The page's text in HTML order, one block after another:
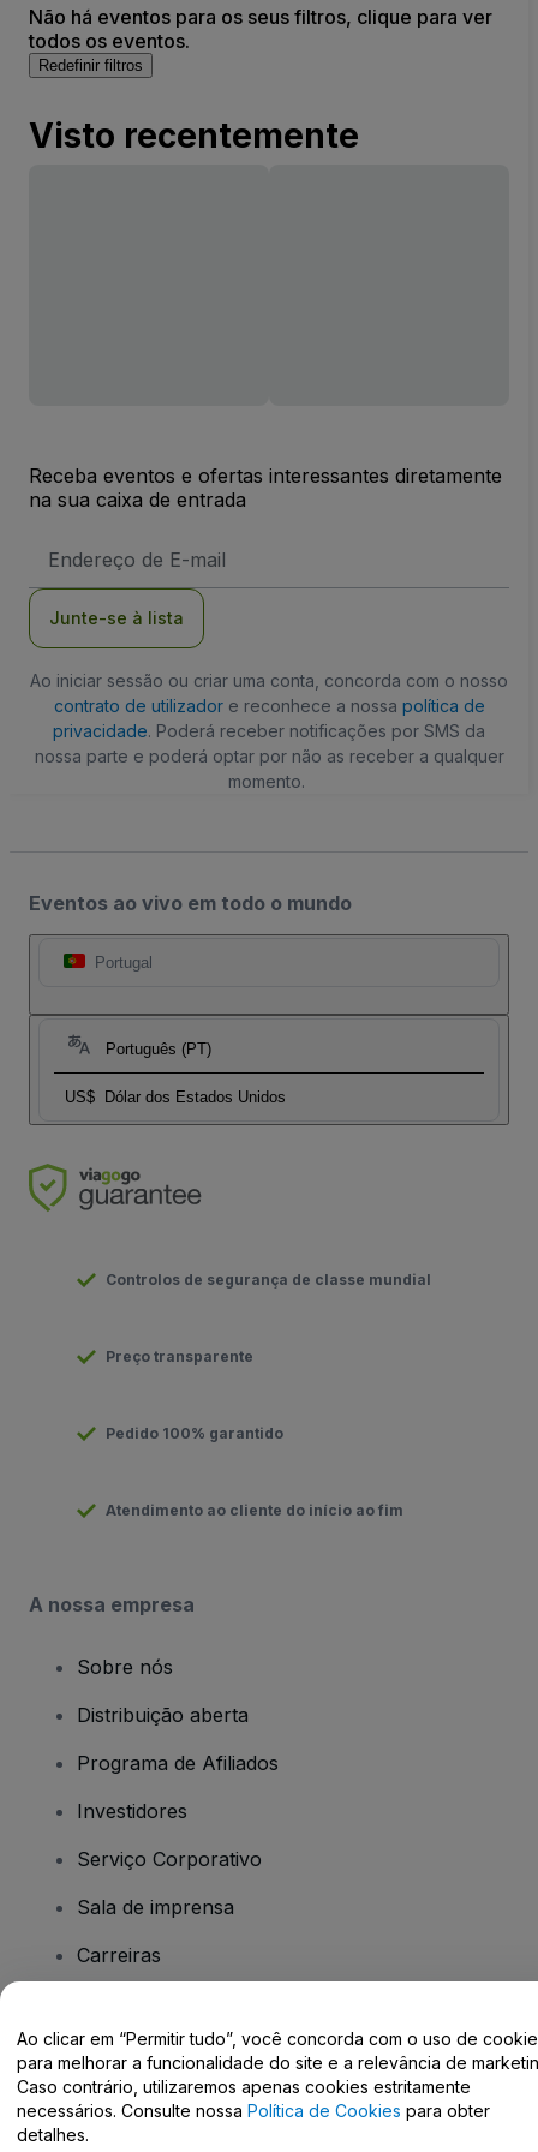
Não há eventos para os seus filtros, clique para ver
todos os eventos.
Redefinir filtros
Visto recentemente
Receba eventos e ofertas interessantes diretamente
na sua caixa de entrada
de
Junte-se à lista
Ao iniciar sessão ou criar uma conta, concorda com o nosso
contrato de utilizadore reconhece a nossa política de
privacidade. Poderá receber notificações por SMS da
nossa parte e poderá optar por não as receber a qualquer
momento.
Eventos ao vivo em todo o mundo
Portugal
Português (PT)
US$ Dólar dos Estados Unidos
Controlos de segurança de classe mundial
Preço transparente
Pedido 100% garantido
Atendimento ao cliente do início ao fim
A nossa empresa
Sobre nós
Distribuição aberta
Programa de Afiliados
Investidores
Serviço Corporativo
Sala de imprensa
Carreiras
Tem dúvidas?
Centro de Ajuda / Fale Conosco
Ao clicar em “Permitir tudo”, você concorda com o uso de
para melhorar a funcionalidade do site e a relevância de
Caso contrário, utilizaremos apenas cookies estritamente
necessários. Consulte nossa Política de Cookies para obter
detalhes.